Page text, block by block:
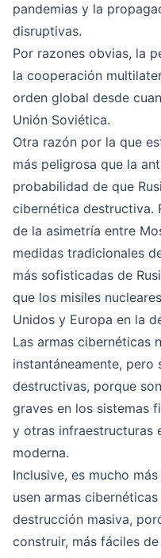
pandemias y la
disruptivas.
Por razones obvias, la
la cooperación
orden global desde
Unión Soviética.
Otra razón por la que
más peligrosa que la
probabilidad de que
cibernética destructiva.
de la asimetría entre
medidas tradicionales
más sofisticadas de
que los misiles
Unidos y Europa en la
Las armas cibernéticas
instantáneamente, pero
destructivas, porque
graves en los sistemas
y otras infraestructuras
moderna.
Inclusive, es mucho
usen armas
destrucción masiva,
construir, más fáciles